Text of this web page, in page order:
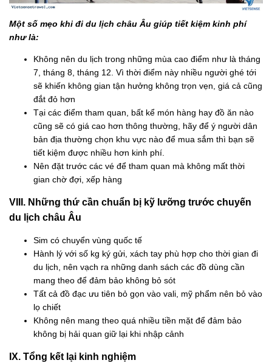
Một số mẹo khi đi du lịch châu Âu giúp tiết kiệm kinh phí
như là:
Không nên du lịch trong những mùa cao điểm như là tháng
7, tháng 8, tháng 12. Vì thời điểm này nhiều người ghé tới
sẽ khiến không gian tận hưởng không trọn vẹn, giá cả cũng
đắt đỏ hơn
Tại các điểm tham quan, bất kể món hàng hay đồ ăn nào
cũng sẽ có giá cao hơn thông thường, hãy để ý người dân
bản địa thường chọn khu vực nào để mua sắm thì bạn sẽ
tiết kiệm được nhiều hơn kinh phí.
Nên đặt trước các vé để tham quan mà không mất thời
gian chờ đợi, xếp hàng
VIII. Những thứ cần chuẩn bị kỹ lưỡng trước chuyến
du lịch châu Âu
Sim có chuyển vùng quốc tế
Hành lý với số kg ký gửi, xách tay phù hợp cho thời gian đi
du lịch, nên vạch ra những danh sách các đồ dùng cần
mang theo để đảm bảo không bỏ sót
Tất cả đồ đạc ưu tiên bỏ gọn vào vali, mỹ phẩm nên bỏ vào
lọ chiết
Không nên mang theo quá nhiều tiền mặt để đảm bảo
không bị hải quan giữ lại khi nhập cảnh
IX. Tổng kết lại kinh nghiệm